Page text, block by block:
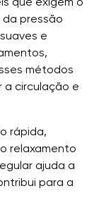
da pressão
e
métodos
a circulação e
rápida,
relaxamento
ajuda a
para a